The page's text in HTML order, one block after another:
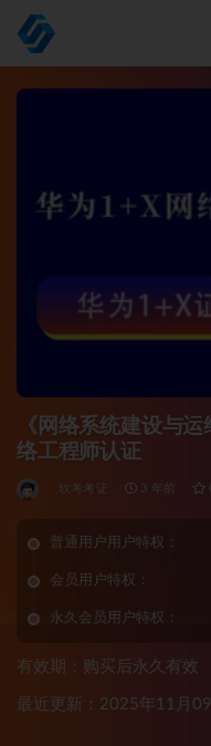
《网络系统建设与
络工程师认证
软考考证 3 年前
普通用户用户特权：
会员用户特权：
永久会员用户特权：
有效期：购买后永久有效
最近更新：2025年11月09